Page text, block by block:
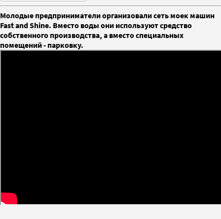
Молодые предприниматели организовали сеть моек машин
Fast and Shine. Вместо воды они используют средство
собственного производства, а вместо специальных
помещений - парковку.